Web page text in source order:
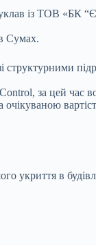
із ТОВ «БК
Сумах.
за цей час
очікуваною
укриття в